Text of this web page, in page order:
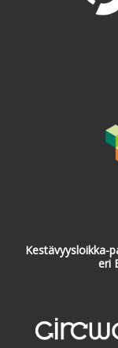
Kestävyysloikka-
eri